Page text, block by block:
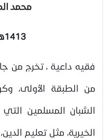
محمد
1413هـ/1993م
فقيه داعية ، تخرج من
من الطبقة الأولى،
الشبان المسلمين
الخيرية، مثل تعليم